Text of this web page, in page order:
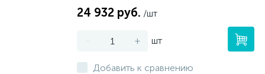
24 932 руб. /шт
- + шт
Добавить к сравнению